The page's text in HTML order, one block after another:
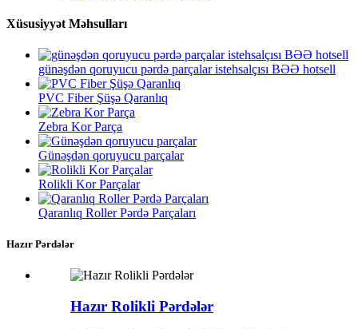
Xüsusiyyət Məhsulları
günəşdən qoruyucu pərdə parçalar istehsalçısı BƏƏ hotsell
PVC Fiber Şüşə Qaranlıq
Zebra Kor Parça
Günəşdən qoruyucu parçalar
Rolikli Kor Parçalar
Qaranlıq Roller Pərdə Parçaları
Hazır Pərdələr
Hazır Rolikli Pərdələr